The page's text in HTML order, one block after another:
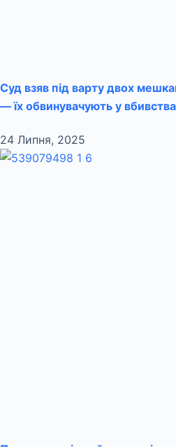
Суд взяв під варту двох
— їх обвинувачують у
24 Липня, 2025